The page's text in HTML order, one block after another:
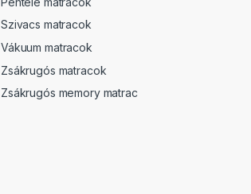
Szivacs matracok
Vákuum matracok
Zsákrugós matracok
Zsákrugós memory matrac